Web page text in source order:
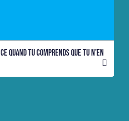
quand tu comprends que tu n’en